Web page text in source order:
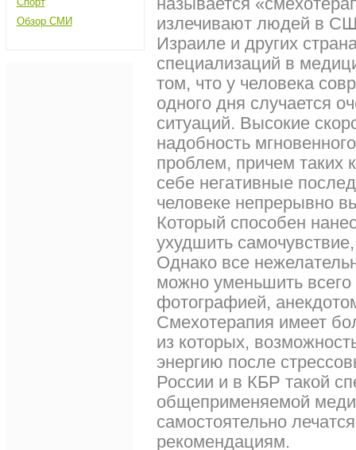
Обзор СМИ
излечивают людей в
Израиле и других
специализаций в
том, что у человека
одного дня случается
ситуаций. Высокие
надобность
проблем, причем таких
себе негативные
человеке непрерывно
Который способен
ухудшить
Однако все
можно уменьшить
фотографией,
Смехотерапия имеет
из которых,
энергию после
России и в КБР такой
общеприменяемой
самостоятельно
рекомендациям.